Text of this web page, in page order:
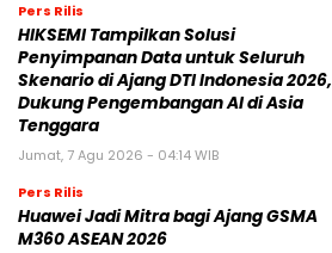
Pers Rilis
HIKSEMI Tampilkan Solusi
Penyimpanan Data untuk Seluruh
Skenario di Ajang DTI Indonesia 2026,
Dukung Pengembangan AI di Asia
Tenggara
Jumat, 7 Agu 2026 - 04:14 WIB
Pers Rilis
Huawei Jadi Mitra bagi Ajang GSMA
M360 ASEAN 2026